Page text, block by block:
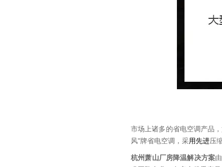
市场上诸多的省电空调产品
风"牌省电空调，采用先进压
杭州萧山厂房降温解决方案